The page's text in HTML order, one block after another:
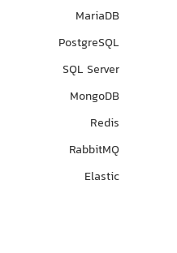
MariaDB
PostgreSQL
SQL Server
MongoDB
Redis
RabbitMQ
Elastic